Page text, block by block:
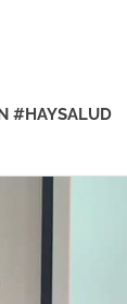
#HAYSALUD